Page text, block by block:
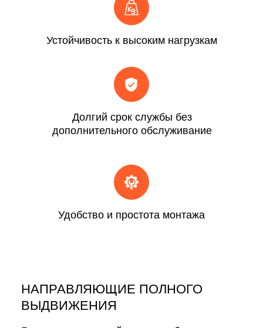
Долгий срок службы без
дополнительного обслуживание
Устойчивость к высоким нагрузкам
Удобство и простота монтажа
НАПРАВЛЯЮЩИЕ ПОЛНОГО
ВЫДВИЖЕНИЯ